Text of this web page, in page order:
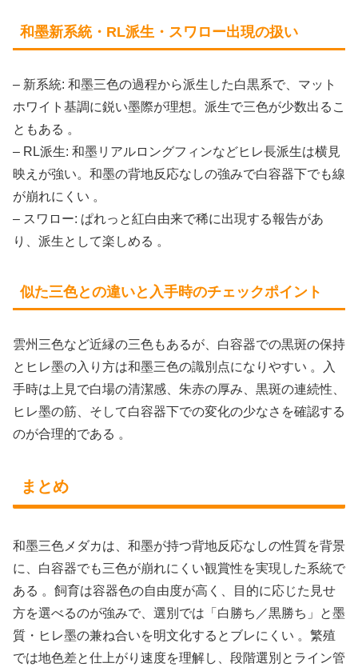
和墨新系統・RL派生・スワロー出現の扱い
– 新系統: 和墨三色の過程から派生した白黒系で、マット
ホワイト基調に鋭い墨際が理想。派生で三色が少数出るこ
ともある 。
– RL派生: 和墨リアルロングフィンなどヒレ長派生は横見
映えが強い。和墨の背地反応なしの強みで白容器下でも線
が崩れにくい 。
– スワロー: ぱれっと紅白由来で稀に出現する報告があ
り、派生として楽しめる 。
似た三色との違いと入手時のチェックポイント
雲州三色など近縁の三色もあるが、白容器での黒斑の保持
とヒレ墨の入り方は和墨三色の識別点になりやすい 。入
手時は上見で白場の清潔感、朱赤の厚み、黒斑の連続性、
ヒレ墨の筋、そして白容器下での変化の少なさを確認する
のが合理的である 。
まとめ
和墨三色メダカは、和墨が持つ背地反応なしの性質を背景
に、白容器でも三色が崩れにくい観賞性を実現した系統で
ある 。飼育は容器色の自由度が高く、目的に応じた見せ
方を選べるのが強みで、選別では「白勝ち／黒勝ち」と墨
質・ヒレ墨の兼ね合いを明文化するとブレにくい 。繁殖
では地色差と仕上がり速度を理解し、段階選別とライン管